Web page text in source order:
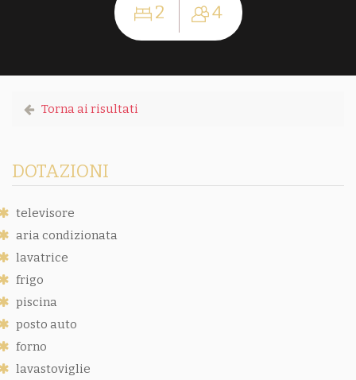
2 4
Torna ai risultati
DOTAZIONI
televisore
aria condizionata
lavatrice
frigo
piscina
posto auto
forno
lavastoviglie